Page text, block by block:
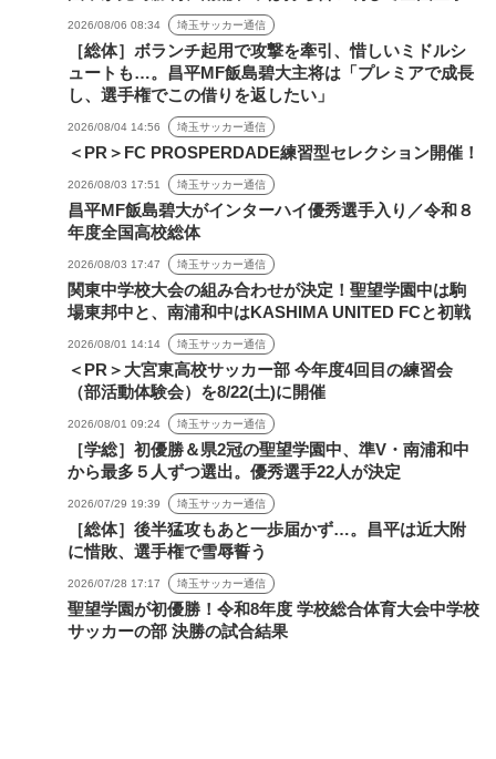
2026/08/06 08:34 埼玉サッカー通信
［総体］ボランチ起用で攻撃を牽引、惜しいミドルシ
ュートも…。昌平MF飯島碧大主将は「プレミアで成長
し、選手権でこの借りを返したい」
2026/08/04 14:56 埼玉サッカー通信
＜PR＞FC PROSPERDADE練習型セレクション開催！
2026/08/03 17:51 埼玉サッカー通信
昌平MF飯島碧大がインターハイ優秀選手入り／令和８
年度全国高校総体
2026/08/03 17:47 埼玉サッカー通信
関東中学校大会の組み合わせが決定！聖望学園中は駒
場東邦中と、南浦和中はKASHIMA UNITED FCと初戦
2026/08/01 14:14 埼玉サッカー通信
＜PR＞大宮東高校サッカー部 今年度4回目の練習会
（部活動体験会）を8/22(土)に開催
2026/08/01 09:24 埼玉サッカー通信
［学総］初優勝＆県2冠の聖望学園中、準V・南浦和中
から最多５人ずつ選出。優秀選手22人が決定
2026/07/29 19:39 埼玉サッカー通信
［総体］後半猛攻もあと一歩届かず…。昌平は近大附
に惜敗、選手権で雪辱誓う
2026/07/28 17:17 埼玉サッカー通信
聖望学園が初優勝！令和8年度 学校総合体育大会中学校
サッカーの部 決勝の試合結果